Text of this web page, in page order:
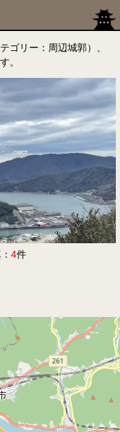
ゴリー：周辺城郭）、
。
4件